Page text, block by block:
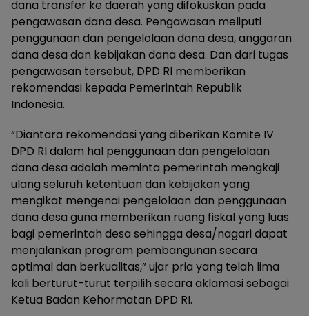
dana transfer ke daerah yang difokuskan pada
pengawasan dana desa. Pengawasan meliputi
penggunaan dan pengelolaan dana desa, anggaran
dana desa dan kebijakan dana desa. Dan dari tugas
pengawasan tersebut, DPD RI memberikan
rekomendasi kepada Pemerintah Republik
Indonesia.
“Diantara rekomendasi yang diberikan Komite IV
DPD RI dalam hal penggunaan dan pengelolaan
dana desa adalah meminta pemerintah mengkaji
ulang seluruh ketentuan dan kebijakan yang
mengikat mengenai pengelolaan dan penggunaan
dana desa guna memberikan ruang fiskal yang luas
bagi pemerintah desa sehingga desa/nagari dapat
menjalankan program pembangunan secara
optimal dan berkualitas,” ujar pria yang telah lima
kali berturut-turut terpilih secara aklamasi sebagai
Ketua Badan Kehormatan DPD RI.